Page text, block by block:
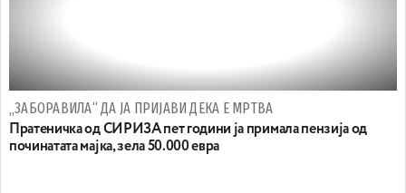
„ЗАБОРАВИЛА“ ДА ЈА ПРИЈАВИ ДЕКА Е МРТВА
Пратеничка од СИРИЗА пет години ја примала пензија од
починатата мајка, зела 50.000 евра